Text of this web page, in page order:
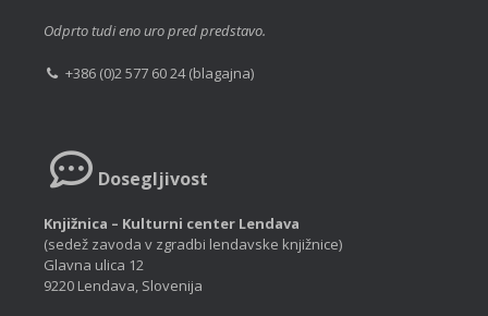
Odprto tudi eno uro pred predstavo.
+386 (0)2 577 60 24 (blagajna)
Dosegljivost
Knjižnica – Kulturni center Lendava
(sedež zavoda v zgradbi lendavske knjižnice)
Glavna ulica 12
9220 Lendava, Slovenija